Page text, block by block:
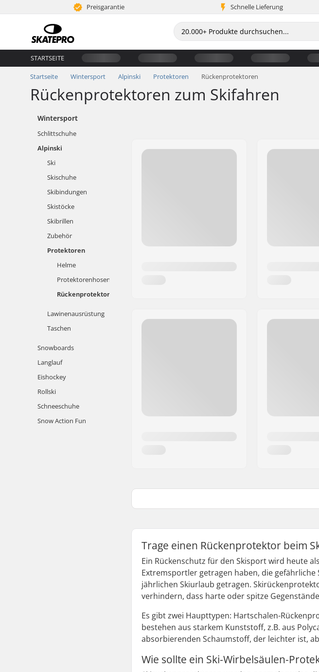
Preisgarantie Schnelle Lieferung
STARTSEITE
Startseite Wintersport Alpinski Protektoren Rückenprotektoren
Rückenprotektoren zum Skifahren
Wintersport
Schlittschuhe
Alpinski
Ski
Skischuhe
Skibindungen
Skistöcke
Skibrillen
Zubehör
Protektoren
Helme
Protektorenhosen
Rückenprotektoren
Lawinenausrüstung
Taschen
Snowboards
Langlauf
Eishockey
Rollski
Schneeschuhe
Snow Action Fun
Trage einen Rückenprotektor beim
Ein Rückenschutz für den Skisport wird heute
Extremsportler getragen haben, die
jährlichen Skiurlaub getragen.
verhindern, dass harte oder spitze
Es gibt zwei Haupttypen: Hartschalen-
bestehen aus starkem Kunststoff, z.B. aus
absorbierenden Schaumstoff, der leichter ist,
Wie sollte ein Ski-Wirbelsäulen-